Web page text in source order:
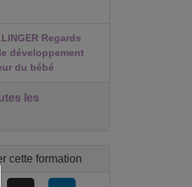
Regards
développement
du bébé
les
cette formation